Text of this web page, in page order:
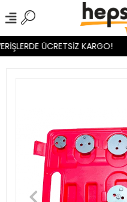
ÜCRETSİZ KARGO!